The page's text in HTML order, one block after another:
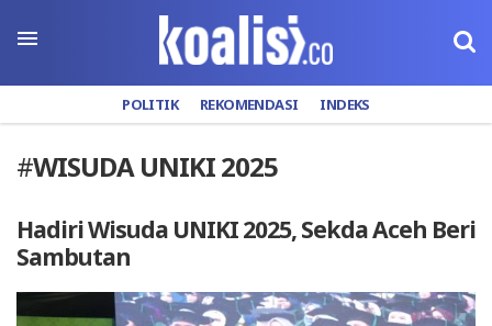
POLITIK REKOMENDASI INDEKS
#WISUDA UNIKI 2025
Hadiri Wisuda UNIKI 2025, Sekda Aceh Beri
Sambutan